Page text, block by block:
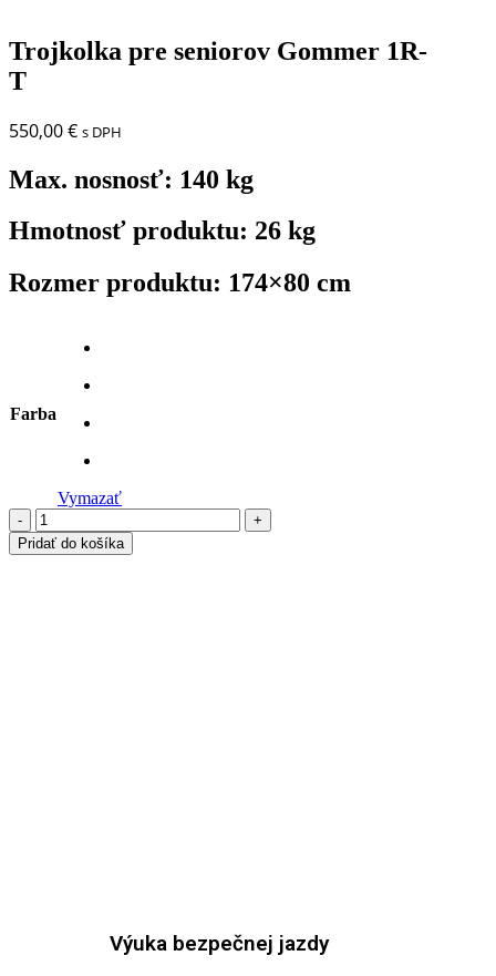
Trojkolka pre seniorov Gommer 1R-
T
550,00€ s DPH
Max. nosnosť: 140 kg
Hmotnosť produktu: 26 kg
Rozmer produktu: 174×80 cm
Farba
Vymazať
-
+
Pridať do košíka
Výuka bezpečnej jazdy